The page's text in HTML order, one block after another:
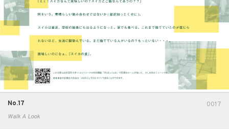
0017
No.17
Walk A Look